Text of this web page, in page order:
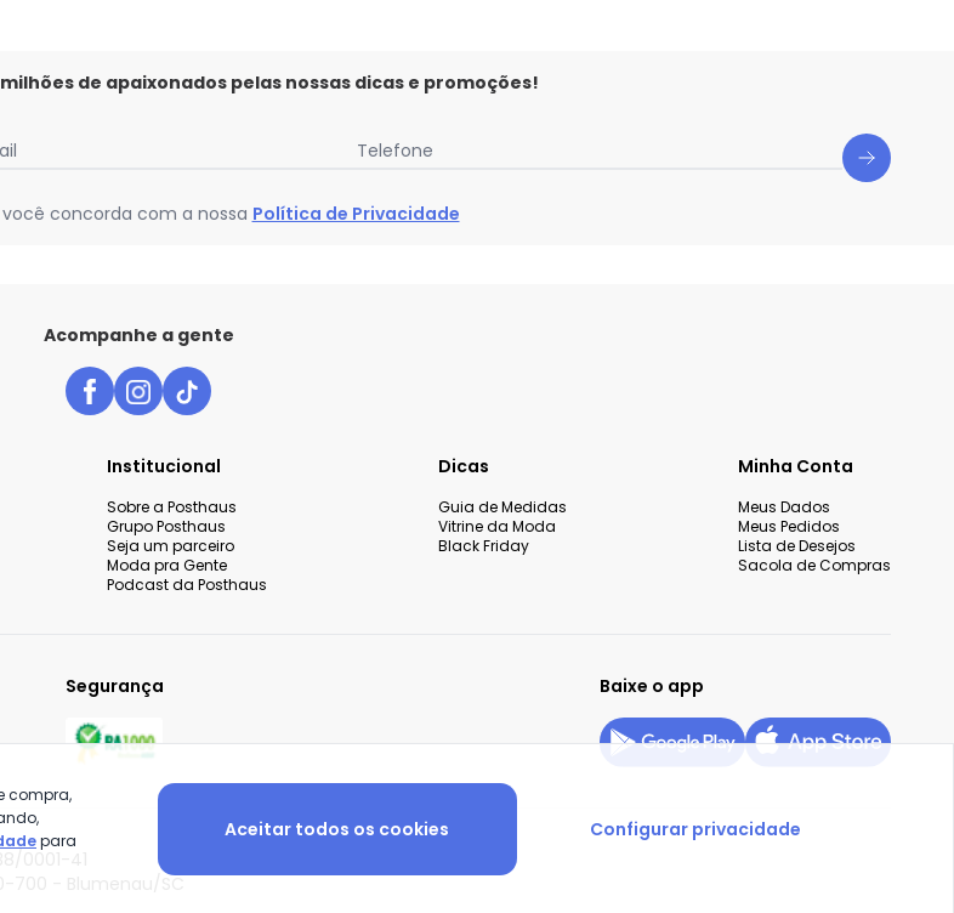
de apaixonados pelas nossas dicas e promoções!
Telefone
concorda com a nossa Política de Privacidade
Acompanhe a gente
Institucional
Sobre a Posthaus
Grupo Posthaus
Seja um parceiro
Moda pra Gente
Podcast da Posthaus
Dicas
Guia de Medidas
Vitrine da Moda
Black Friday
Minha Conta
Meus Dados
Meus Pedidos
Lista de Desejos
Sacola de Compras
Segurança Baixe o app
700 - Blumenau/SC
compra,
para
Aceitar todos os cookies Configurar privacidade